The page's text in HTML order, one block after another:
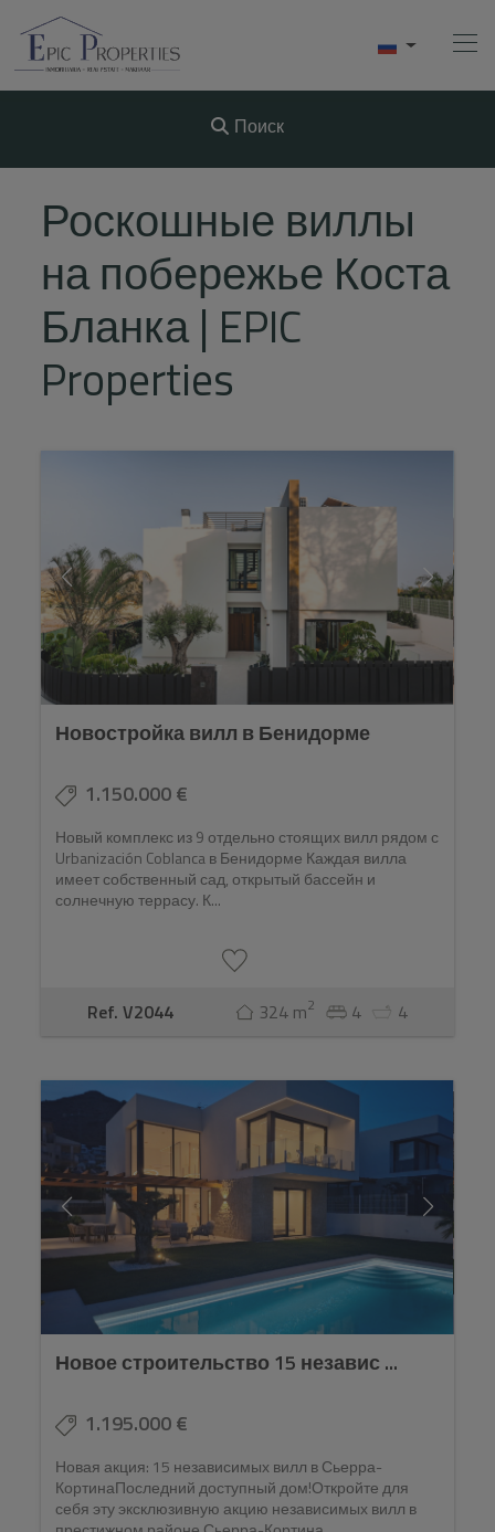
Купить
Продавать
АРЕНДА
О Нас
Videos
Контакт
Поиск
Роскошные виллы
на побережье Коста
Бланка | EPIC
Properties
Новостройка вилл в Бенидорме
1.150.000 €
Новый комплекс из 9 отдельно стоящих вилл рядом с
Urbanización Coblanca в Бенидорме Каждая вилла
имеет собственный сад, открытый бассейн и
солнечную террасу. К...
Ref. V2044 324 m2 4 4
Новое строительство 15 независ ...
1.195.000 €
Новая акция: 15 независимых вилл в Сьерра-
КортинаПоследний доступный дом!Откройте для
себя эту эксклюзивную акцию независимых вилл в